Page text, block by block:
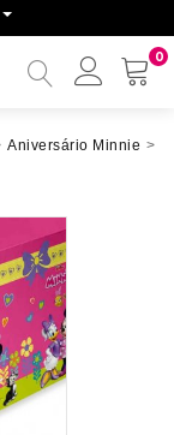
0
Minha
Aniversário Minnie >